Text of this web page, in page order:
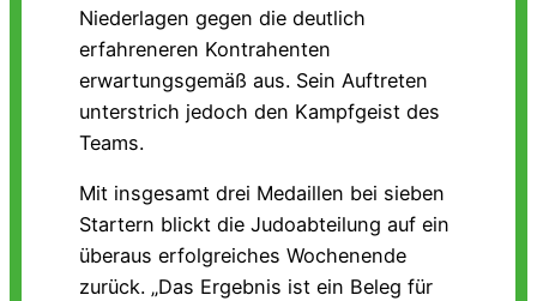
Niederlagen gegen die deutlich
erfahreneren Kontrahenten
erwartungsgemäß aus. Sein Auftreten
unterstrich jedoch den Kampfgeist des
Teams.
Mit insgesamt drei Medaillen bei sieben
Startern blickt die Judoabteilung auf ein
überaus erfolgreiches Wochenende
zurück. „Das Ergebnis ist ein Beleg für